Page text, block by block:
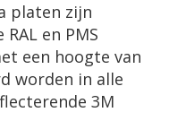
platen zijn
en PMS
een hoogte van
worden in alle
3M